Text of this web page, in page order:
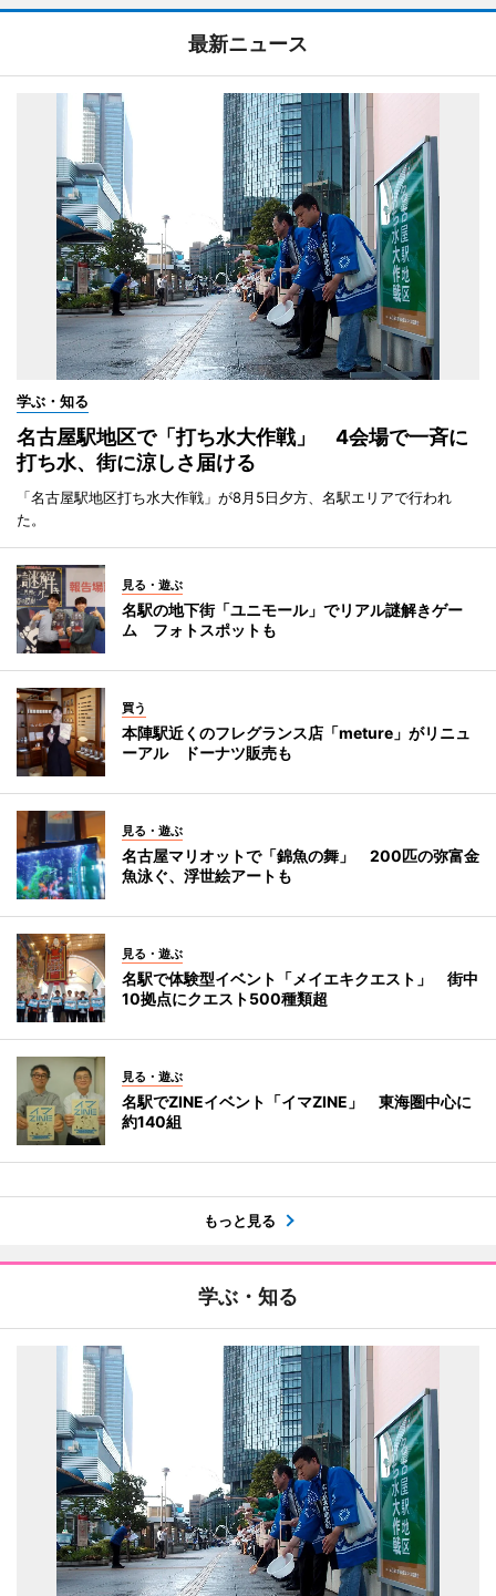
最新ニュース
学ぶ・知る
名古屋駅地区で「打ち水大作戦」 4会場で一斉に
打ち水、街に涼しさ届ける
「名古屋駅地区打ち水大作戦」が8月5日夕方、名駅エリアで行われ
た。
見る・遊ぶ
名駅の地下街「ユニモール」でリアル謎解きゲー
ム フォトスポットも
買う
本陣駅近くのフレグランス店「meture」がリニュ
ーアル ドーナツ販売も
見る・遊ぶ
名古屋マリオットで「錦魚の舞」 200匹の弥富金
魚泳ぐ、浮世絵アートも
見る・遊ぶ
名駅で体験型イベント「メイエキクエスト」 街中
10拠点にクエスト500種類超
見る・遊ぶ
名駅でZINEイベント「イマZINE」 東海圏中心に
約140組
もっと見る
学ぶ・知る